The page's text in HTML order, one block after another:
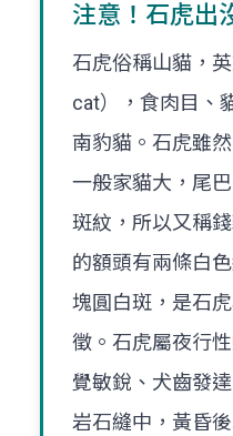
注意！石虎出
石虎俗稱山貓，
cat），食肉目、
南豹貓。石虎雖
一般家貓大，尾
斑紋，所以又稱
的額頭有兩條白
塊圓白斑，是石
徵。石虎屬夜行
覺敏銳、犬齒發
岩石縫中，黃昏